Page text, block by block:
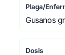
Plaga/
Gusanos
Dosis